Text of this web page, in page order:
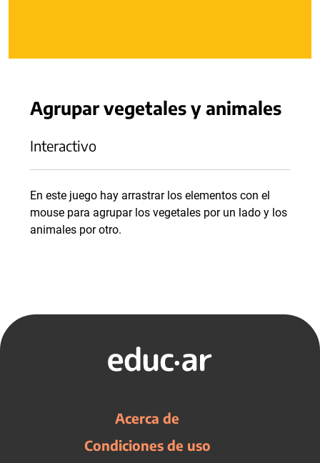
Agrupar vegetales y animales
Interactivo
En este juego hay arrastrar los elementos con el
mouse para agrupar los vegetales por un lado y los
animales por otro.
Acerca de
Condiciones de uso